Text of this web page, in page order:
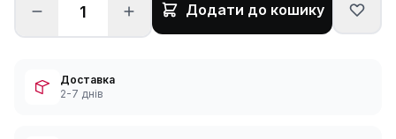
Додати до кошику
Доставка
2-7 днів